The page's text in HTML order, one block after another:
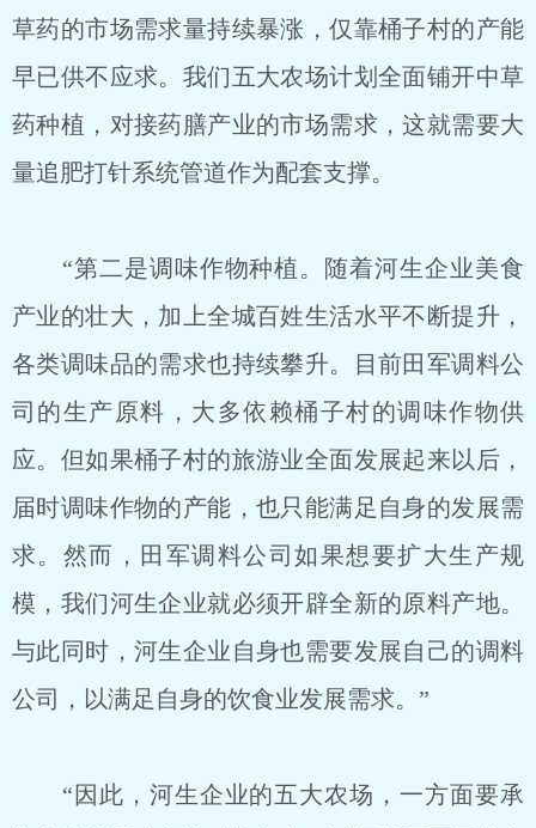
草药的市场需求量持续暴涨，仅靠桶子村的产能
早已供不应求。我们五大农场计划全面铺开中草
药种植，对接药膳产业的市场需求，这就需要大
量追肥打针系统管道作为配套支撑。
“第二是调味作物种植。随着河生企业美食
产业的壮大，加上全城百姓生活水平不断提升，
各类调味品的需求也持续攀升。目前田军调料公
司的生产原料，大多依赖桶子村的调味作物供
应。但如果桶子村的旅游业全面发展起来以后，
届时调味作物的产能，也只能满足自身的发展需
求。然而，田军调料公司如果想要扩大生产规
模，我们河生企业就必须开辟全新的原料产地。
与此同时，河生企业自身也需要发展自己的调料
公司，以满足自身的饮食业发展需求。”
“因此，河生企业的五大农场，一方面要承